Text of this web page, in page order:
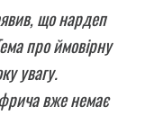
що нардеп
про ймовірну
увагу.
вже немає